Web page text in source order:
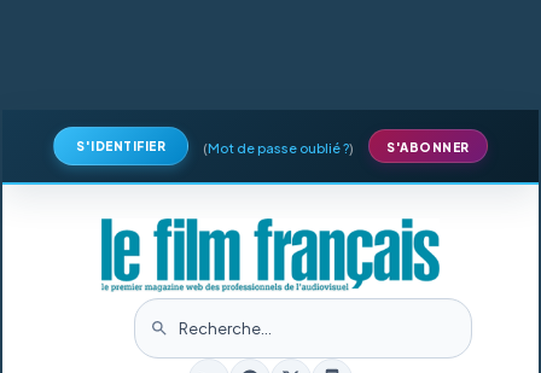
S'IDENTIFIER (Mot de passe oublié ?) S'ABONNER